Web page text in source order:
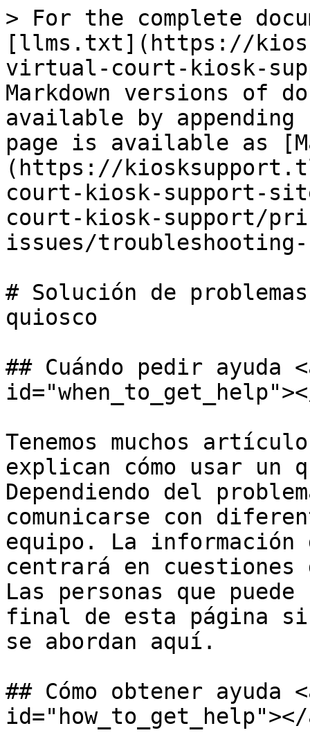
> For the complete
[llms.txt](https://
virtual-court-kiosk-
Markdown versions of
available by
page is available as
(https://
court-kiosk-support-
court-kiosk-support/
issues/
# Solución de
quiosco
## Cuándo pedir ayuda
Tenemos muchos
explican cómo usar
Dependiendo del
comunicarse con
equipo. La
centrará en
Las personas que
final de esta página si
se abordan aquí.
## Cómo obtener ayuda
id="how_to_get_help"></